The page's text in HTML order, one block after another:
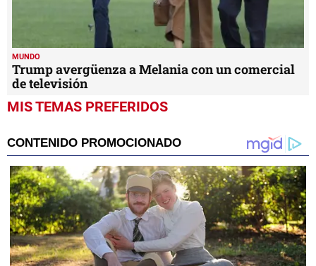
MUNDO
Trump avergüenza a Melania con un comercial
de televisión
MIS TEMAS PREFERIDOS